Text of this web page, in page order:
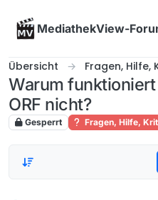
MediathekView-
Übersicht Fragen, Hilfe,
Warum
ORF nicht?
Gesperrt Fragen, Hilfe,